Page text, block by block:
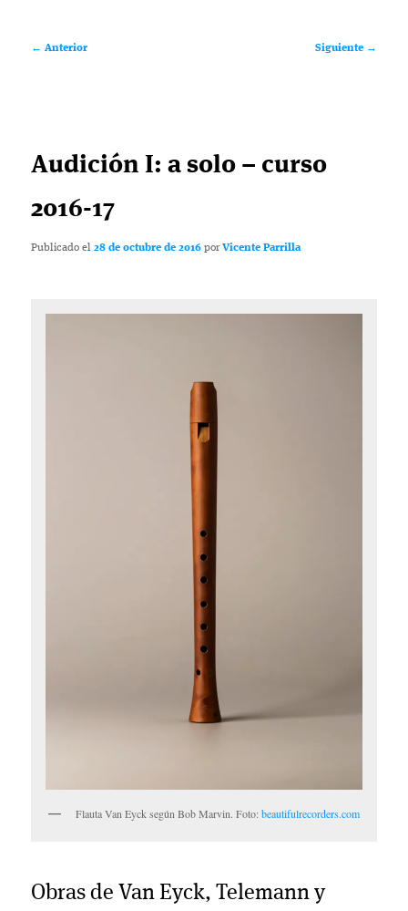
Navegación
← Anterior Siguiente →
Audición I: a solo – curso
2016-17
Publicado el28 de octubre de 2016 porVicente Parrilla
Flauta Van Eyck según Bob Marvin. Foto:beautifulrecorders.com
Obras de Van Eyck, Telemann y